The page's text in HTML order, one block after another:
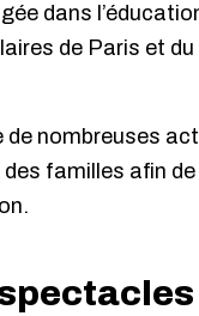
dans
de Paris et
de nombreuses
familles afin